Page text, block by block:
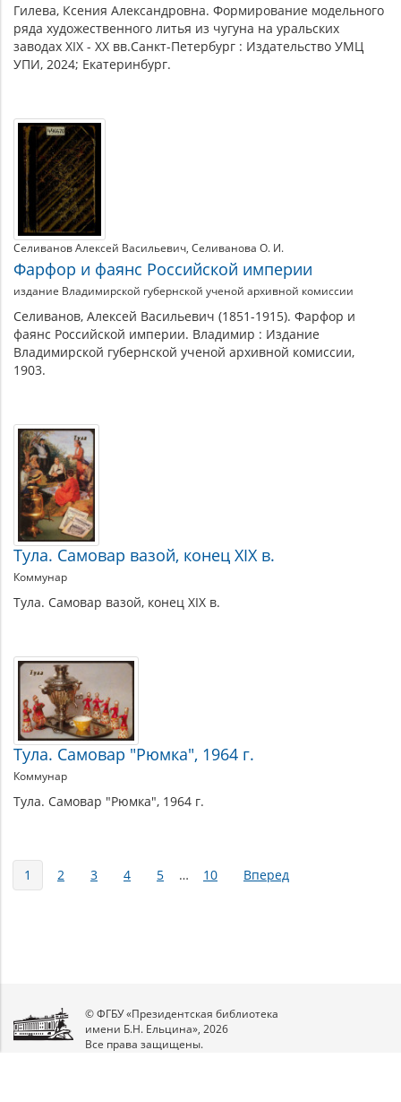
Гилева, Ксения Александровна. Формирование модельного
ряда художественного литья из чугуна на уральских
заводах XIX - XX вв.Санкт-Петербург : Издательство УМЦ
УПИ, 2024; Екатеринбург.
Селиванов Алексей Васильевич Селиванова О. И.
Фарфор и фаянс Российской империи
издание Владимирской губернской ученой архивной комиссии
Селиванов, Алексей Васильевич (1851-1915). Фарфор и
фаянс Российской империи. Владимир : Издание
Владимирской губернской ученой архивной комиссии,
1903.
Тула. Самовар вазой, конец XIX в.
Коммунар
Тула. Самовар вазой, конец XIX в.
Тула. Самовар "Рюмка", 1964 г.
Коммунар
Тула. Самовар "Рюмка", 1964 г.
Страницы
1 2 3 4 5 … 10 Вперед
© ФГБУ «Президентская библиотека
имени Б.Н. Ельцина», 2026
Все права защищены.